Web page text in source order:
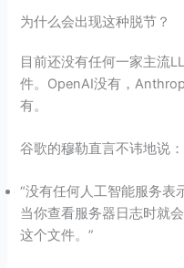
为什么会出现这种脱节？
目前还没有任何一家主流
件。OpenAI没有，
有。
谷歌的穆勒直言不讳地说：
“没有任何人工智能服务表
当你查看服务器日志时就
这个文件。”